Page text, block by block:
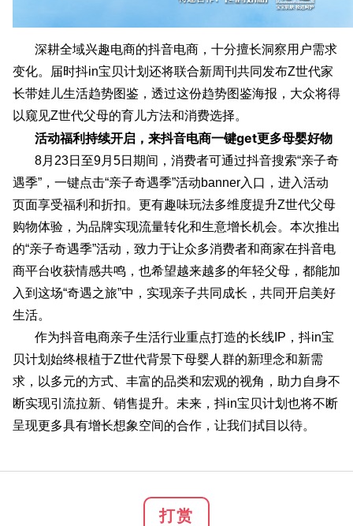
深耕全域兴趣电商的抖音电商，十分擅长洞察用户需求
变化。届时抖in宝贝计划还将联合新周刊共同发布Z世代家
长带娃儿生活趋势图鉴，透过这份趋势图鉴海报，大众将得
以窥见Z世代父母的育儿方法和消费选择。
活动福利持续开启，来抖音电商一键get更多母婴好物
8月23日至9月5日期间，消费者可通过抖音搜索“亲子奇
遇季”，一键点击“亲子奇遇季”活动banner入口，进入活动
页面享受福利和折扣。更有趣味玩法多维度提升Z世代父母
购物体验，为品牌实现流量转化和生意增长机会。本次推出
的“亲子奇遇季”活动，致力于让众多消费者和商家在抖音电
商平台收获情感共鸣，也希望越来越多的年轻父母，都能加
入到这场“奇遇之旅”中，实现亲子共同成长，共同开启美好
生活。
作为抖音电商亲子生活行业重点打造的长线IP，抖in宝
贝计划始终根植于Z世代背景下母婴人群的新理念和新需
求，以多元的方式、丰富的品类和宏观的视角，助力自身不
断实现引流拉新、销售提升。未来，抖in宝贝计划也将不断
呈现更多具有增长想象空间的合作，让我们拭目以待。
打赏